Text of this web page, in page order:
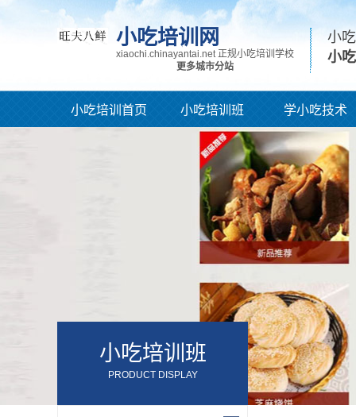
小吃培训网
xiaochi.chinayantai.net 正规小吃培训学校
更多城市分站
小
小
小吃培训首页 小吃培训班 学小吃技术
小吃培训班
PRODUCT DISPLAY